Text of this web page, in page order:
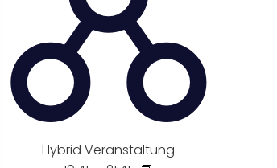
Hybrid Veranstaltung